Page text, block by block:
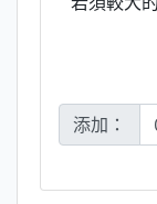
添加：